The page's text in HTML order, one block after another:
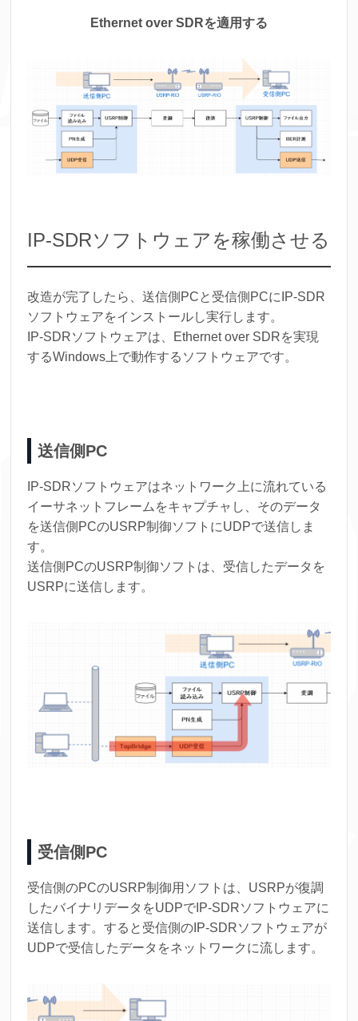
Ethernet over SDRを適用する
IP-SDRソフトウェアを稼働させる
改造が完了したら、送信側PCと受信側PCにIP-SDR
ソフトウェアをインストールし実行します。
IP-SDRソフトウェアは、Ethernet over SDRを実現
するWindows上で動作するソフトウェアです。
送信側PC
IP-SDRソフトウェアはネットワーク上に流れている
イーサネットフレームをキャプチャし、そのデータ
を送信側PCのUSRP制御ソフトにUDPで送信しま
す。
送信側PCのUSRP制御ソフトは、受信したデータを
USRPに送信します。
受信側PC
受信側のPCのUSRP制御用ソフトは、USRPが復調
したバイナリデータをUDPでIP-SDRソフトウェアに
送信します。すると受信側のIP-SDRソフトウェアが
UDPで受信したデータをネットワークに流します。